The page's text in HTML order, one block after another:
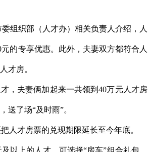
组织部（人才办）相关负责人介绍，人
的专享优惠。此外，夫妻双方都符合人
才房。
，夫妻俩加起来一共领到40万元人才房
送了场“及时雨”。
人才房票的兑现期限延长至今年底。
以上的人才，可选择“房车”组合礼包。